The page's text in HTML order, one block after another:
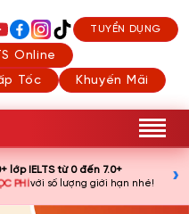
Online
Tốc Khuyến Mãi
TUYỂN DỤNG
lớp IELTS từ 0 đến 7.0+
PHÍvới số lượng giới hạn nhé! ›